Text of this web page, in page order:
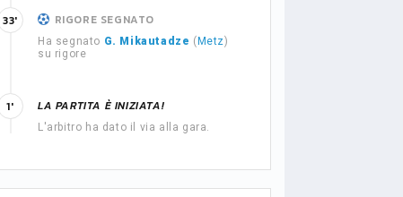
RIGORE SEGNATO
Ha segnato G. Mikautadze ( Metz)
su rigore
33'
LA PARTITA È INIZIATA!
L'arbitro ha dato il via alla gara.
1'